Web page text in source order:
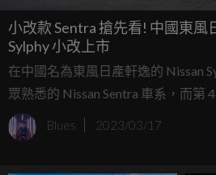
小改款 Sentra 搶先看! 中國東風
Sylphy 小改上市
在中國名為東風日產軒逸的 Nissan
眾熟悉的 Nissan Sentra 車系，而第
上市推出後，在近日終於迎來了中
輛換上了最新的水箱護罩前臉造型、
Blues 2023/03/17